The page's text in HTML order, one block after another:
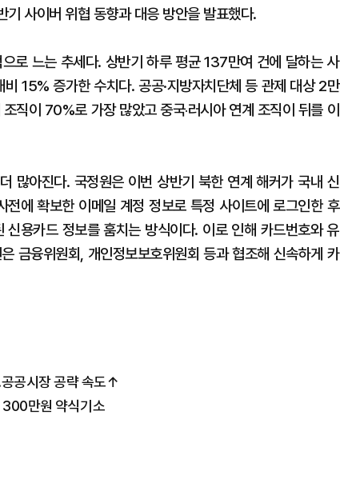
사이버 위협 동향과 대응 방안을 발표했다.
로 느는 추세다. 상반기 하루 평균 137만여 건에 달하는 사
15% 증가한 수치다. 공공·지방자치단체 등 관제 대상 2만
직이 70%로 가장 많았고 중국‧러시아 연계 조직이 뒤를 이
많아진다. 국정원은 이번 상반기 북한 연계 해커가 국내 신
에 확보한 이메일 계정 정보로 특정 사이트에 로그인한 후
용카드 정보를 훔치는 방식이다. 이로 인해 카드번호와 유
금융위원회, 개인정보보호위원회 등과 협조해 신속하게 카
공시장 공략 속도↑
300만원 약식기소